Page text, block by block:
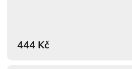
444 Kč